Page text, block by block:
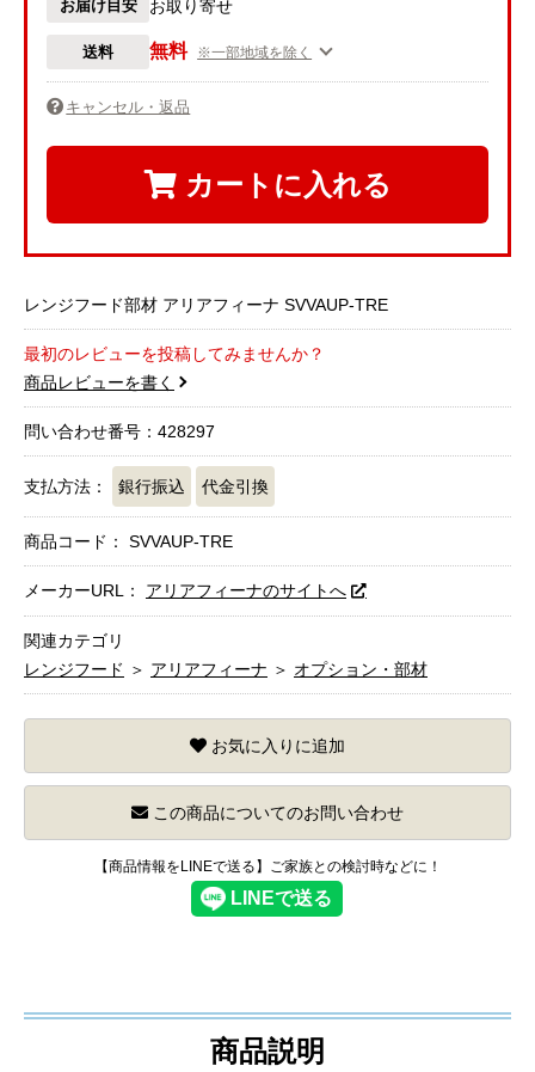
お届け目安 お取り寄せ
送料 無料 ※一部地域を除く
キャンセル・返品
カートに入れる
レンジフード部材 アリアフィーナ SVVAUP-TRE
最初のレビューを投稿してみませんか？
商品レビューを書く
問い合わせ番号：428297
支払方法： 銀行振込 代金引換
商品コード： SVVAUP-TRE
メーカーURL： アリアフィーナのサイトへ
関連カテゴリ
レンジフード ＞ アリアフィーナ ＞ オプション・部材
お気に入りに追加
この商品についてのお問い合わせ
【商品情報をLINEで送る】ご家族との検討時などに！
商品説明